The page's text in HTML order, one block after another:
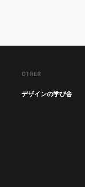
OTHER
デザインの学び舎